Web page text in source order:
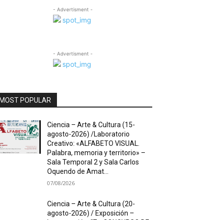
- Advertisment -
- Advertisment -
POPULAR
Ciencia – Arte & Cultura (15-
agosto-2026) /Laboratorio
Creativo: «ALFABETO VISUAL.
Palabra, memoria y territorio» –
Sala Temporal 2 y Sala Carlos
Oquendo de Amat...
07/08/2026
Ciencia – Arte & Cultura (20-
agosto-2026) / Exposición –